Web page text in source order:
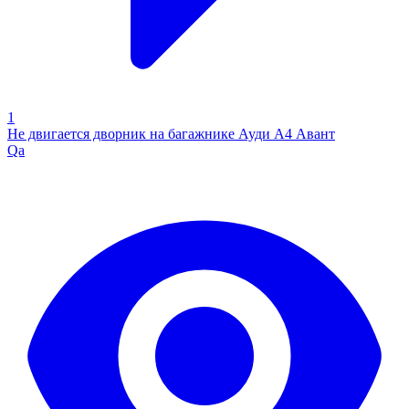
1
Не двигается дворник на багажнике Ауди А4 Авант
Qa